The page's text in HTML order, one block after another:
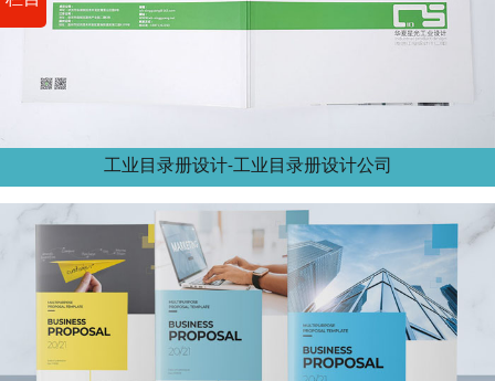
工业目录册设计-工业目录册设计公司